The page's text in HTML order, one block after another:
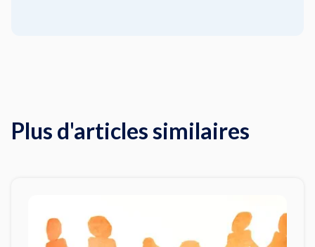
Plus d'articles similaires